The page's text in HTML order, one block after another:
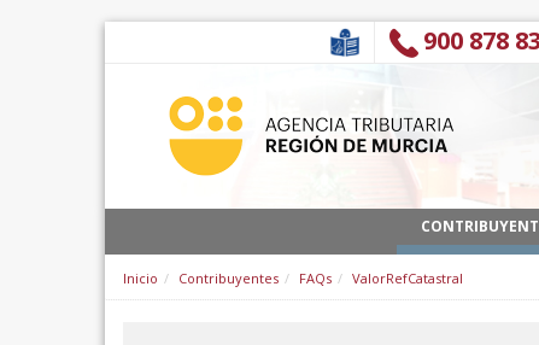
900 878
Inicio Contribuyentes FAQs ValorRefCatastral